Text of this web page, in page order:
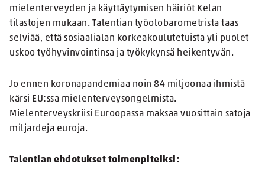
mielenterveyden ja käyttäytymisen häiriöt Kelan
tilastojen mukaan. Talentian työolobarometrista taas
selviää, että sosiaalialan korkeakoulutetuista yli puolet
uskoo työhyvinvointinsa ja työkykynsä heikentyvän.
Jo ennen koronapandemiaa noin 84 miljoonaa ihmistä
kärsi EU:ssa mielenterveysongelmista.
Mielenterveyskriisi Euroopassa maksaa vuosittain satoja
miljardeja euroja.
Talentian ehdotukset toimenpiteiksi: